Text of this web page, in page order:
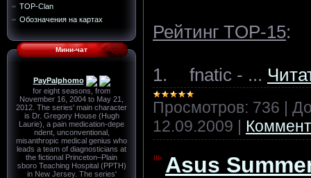
TOP-Сlan
Обозначения на картах
Мини-чат
Рейтинг TOP-15:
1. fnatic - ...
Просмотров: 736 |
12.09.2009 |
Asus